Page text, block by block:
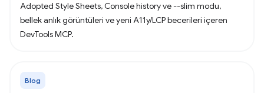
Adopted Style Sheets, Console history ve --slim modu,
bellek anlık görüntüleri ve yeni A11y/LCP becerileri içeren
DevTools MCP.
Blog